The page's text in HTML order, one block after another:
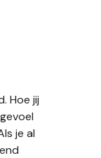
Hoe jij
je al